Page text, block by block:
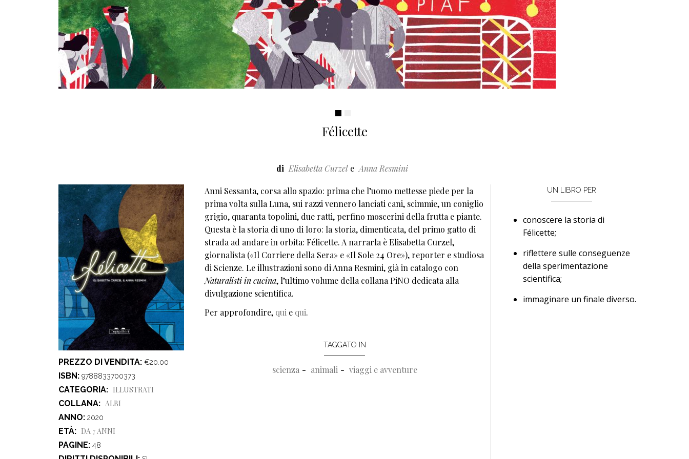
Félicette
di Elisabetta Curzel Anna Resmini
PREZZO DI VENDITA €20.00
ISBN 9788833700373
CATEGORIA
ILLUSTRATI
COLLANA
ALBI
ANNO 2020
ETÀ
DA 7 ANNI
PAGINE 48
Anni Sessanta, corsa allo spazio: prima che l’uomo mettesse piede per la
prima volta sulla Luna, sui razzi vennero lanciati cani, scimmie, un coniglio
grigio, quaranta topolini, due ratti, perfino moscerini della frutta e piante.
Questa è la storia di uno di loro: la storia, dimenticata, del primo gatto di
strada ad andare in orbita: Félicette. A narrarla è Elisabetta Curzel,
giornalista («Il Corriere della Sera» e «Il Sole 24 Ore»), reporter e studiosa
di Scienze. Le illustrazioni sono di Anna Resmini, già in catalogo con
Naturalisti in cucina, l’ultimo volume della collana PiNO dedicata alla
divulgazione scientifica.
Per approfondire, qui e qui.
TAGGATO IN
scienza animali viaggi e avventure
UN LIBRO PER
conoscere la storia di
Félicette;
riflettere sulle conseguenze
della sperimentazione
scientifica;
immaginare un finale diverso.